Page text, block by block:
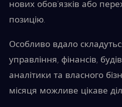
нових обов’язків або
позицію.
Особливо вдало
управління, фінансів,
аналітики та власного
місяця можливе цікаве